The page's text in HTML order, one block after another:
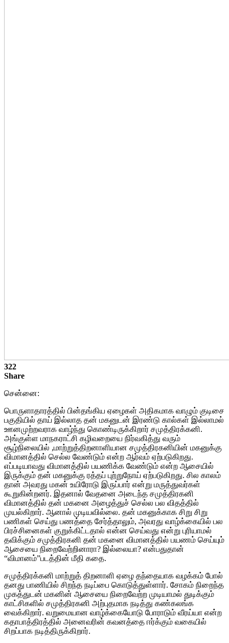
322
Share
சென்னை:
பொருளாதாரத்தில் பின்தங்கிய ஏழைகள் அதிகமாக வாழும் குடிசை
பகுதியில் தாய் இல்லாத தன் மகனுடன் இரண்டு கால்கள் இல்லாமல்
ஊனமுற்றவராக வாழ்ந்து கொண்டிருக்கிறார் சமுத்திரக்கனி.
அங்குள்ள மாநகராட்சி கழிவறையை நிர்வகித்து வரும்
சூழ்நிலையில் ,மாற்றுத்திறனாளியான சமுத்திரகனியின் மகனுக்கு
விமானத்தில் செல்ல வேண்டும் என்ற ஆர்வம் ஏற்படுகிறது.
எப்படியாவது விமானத்தில் பயணிக்க வேண்டும் என்ற ஆசையில்
இருக்கும் தன் மகனுக்கு ரத்தப் புற்றுநோய் ஏற்படுகிறது. சில காலம்
தான் அவரது மகன் உயிரோடு இருப்பார் என்று மருத்துவர்கள்
கூறுகின்றனர். இதனால் வேதனை அடைந்த சமுத்திரகனி
விமானத்தில் தன் மகனை அழைத்துச் செல்ல பல விதத்தில்
முயல்கிறார். ஆனால் முடியவில்லை. தன் மகனுக்காக சிறு சிறு
பணிகள் செய்து பணத்தை சேர்த்தாலும், அவரது வாழ்க்கையில் பல
பிரச்சினைகள் குறுக்கிட்டதால் என்ன செய்வது என்று புரியாமல்
தவிக்கும் சமுத்திரகனி தன் மகனை விமானத்தில் பயணம் செய்யும்
ஆசையை நிறைவேற்றினாரா? இல்லையா? என்பதுதான்
“விமானம்”படத்தின் மீதி கதை.
சமுத்திரக்கனி மாற்றுத் திறனாளி ஏழை தந்தையாக வழக்கம் போல்
தனது பாணியில் சிறந்த நடிப்பை கொடுத்துள்ளார். சோகம் நிறைந்த
முகத்துடன் மகனின் ஆசையை நிறைவேற்ற முடியாமல் துடிக்கும்
காட்சிகளில் சமுத்திரகனி அற்புதமாக நடித்து கண்கலங்க
வைக்கிறார். வறுமையான வாழ்க்கையோடு போராடும் வீரய்யா என்ற
கதாபாத்திரத்தில் அனைவரின் கவனத்தை ஈர்க்கும் வகையில்
சிறப்பாக நடித்திருக்கிறார்.